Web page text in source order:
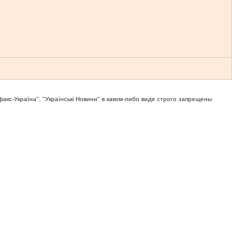
Україна", "Українськi Новини" в каком-либо виде строго запрещены